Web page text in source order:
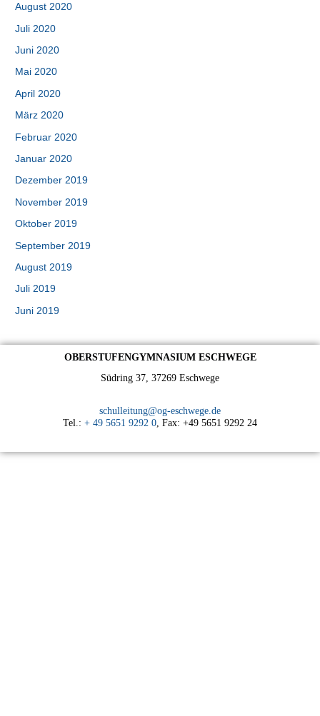
August 2020
Juli 2020
Juni 2020
Mai 2020
April 2020
März 2020
Februar 2020
Januar 2020
Dezember 2019
November 2019
Oktober 2019
September 2019
August 2019
Juli 2019
Juni 2019
OBERSTUFENGYMNASIUM ESCHWEGE
Südring 37, 37269 Eschwege
schulleitung@og-eschwege.de
Tel.: + 49 5651 9292 0 , Fax: +49 5651 9292 24